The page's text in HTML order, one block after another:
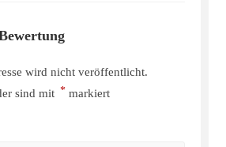
wird nicht veröffentlicht.
sind mit * markiert